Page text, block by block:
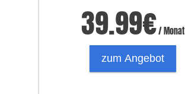
39.99€/ Monat
zum Angebot